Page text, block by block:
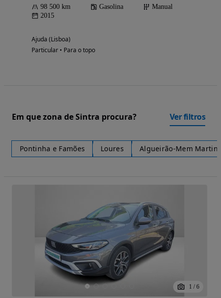
98 500 km Gasolina
Manual
2015
Ajuda (Lisboa)
Particular • Para o topo
Em que zona de Sintra procura? Ver filtros
Pontinha e Famões Loures Algueirão-Mem
1 / 6